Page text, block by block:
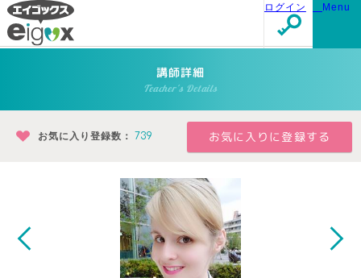
Menu
ログイン
講師詳細
Teacher's Details
お気に入り登録数： 739